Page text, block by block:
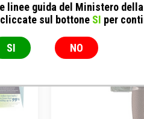
guida del Ministero
sul bottone SI per
SI NO